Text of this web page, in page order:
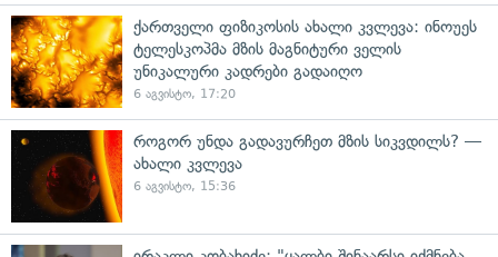
ქართველი ფიზიკოსის ახალი კვლევა: ინოუეს
ტელესკოპმა მზის მაგნიტური ველის
უნიკალური კადრები გადაიღო
6 აგვისტო, 17:20
როგორ უნდა გადავურჩეთ მზის სიკვდილს? —
ახალი კვლევა
6 აგვისტო, 15:36